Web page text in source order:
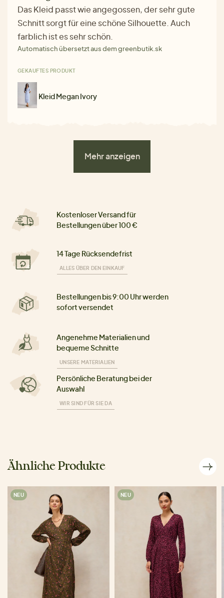
Das Kleid passt wie angegossen, der sehr gute
Schnitt sorgt für eine schöne Silhouette. Auch
farblich ist es sehr schön.
Automatisch übersetzt aus dem greenbutik.sk
GEKAUFTES PRODUKT
Kleid Megan Ivory
Mehr anzeigen
Kostenloser Versand für
Bestellungen über 100 €
14 Tage Rücksendefrist
ALLES ÜBER DEN EINKAUF
Bestellungen bis 9:00 Uhr werden
sofort versendet
Angenehme Materialien und
bequeme Schnitte
UNSERE MATERIALIEN
Persönliche Beratung bei der
Auswahl
WIR SIND FÜR SIE DA
Ähnliche Produkte
NEU NEU